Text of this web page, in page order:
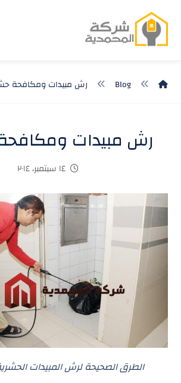
Blog رش مبيدات ومكافحة
رش مبيدات
١٤ سبتمبر، ٢٠١٤
الطرق الصحيحة لرش المبيدات